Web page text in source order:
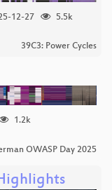
12-27
5.5k
39C3: Power Cycles
1.2k
OWASP Day 2025